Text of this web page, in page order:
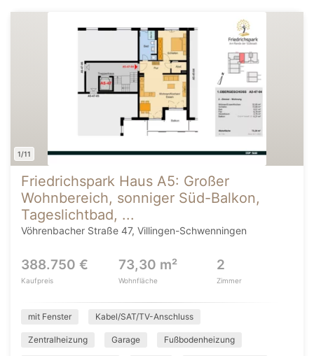
1/11
Friedrichspark Haus A5: Großer
Wohnbereich, sonniger Süd-Balkon,
Tageslichtbad, ...
Vöhrenbacher Straße 47, Villingen-Schwenningen
388.750 €
Kaufpreis
73,30 m²
Wohnfläche
2
Zimmer
mit Fenster Kabel/SAT/TV-Anschluss
Zentralheizung Garage Fußbodenheizung